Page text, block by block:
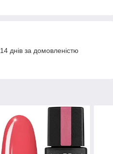
днів за домовленістю